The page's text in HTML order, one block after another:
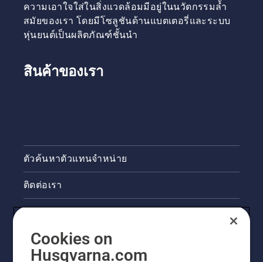
ความเอาใจใส่ในสิ่งแวดล้อมมีอยู่ในนวัตกรรมล้ำ
สมัยของเรา โดยมีโซลูชันด้านแบตเตอรี่และระบบ
หุ่นยนต์เป็นผลิตภัณฑ์ชั้นนำ
สินค้าของเรา
ตัวค้นหาตัวแทนจำหน่าย
ติดต่อเรา
ข่าวสารและกิจกรรม
ข้อมูลผลิตภัณฑ์ทางกฎหมาย
Cookies on
Husqvarna.com